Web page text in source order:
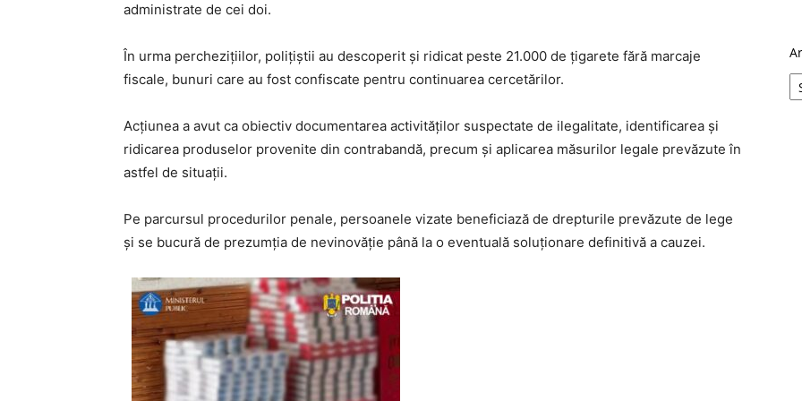
administrate de cei doi.
În urma perchezițiilor, polițiștii au descoperit și ridicat peste 21.000 de țigarete fără marcaje
fiscale, bunuri care au fost confiscate pentru continuarea cercetărilor.
Acțiunea a avut ca obiectiv documentarea activităților suspectate de ilegalitate, identificarea și
ridicarea produselor provenite din contrabandă, precum și aplicarea măsurilor legale prevăzute în
astfel de situații.
Pe parcursul procedurilor penale, persoanele vizate beneficiază de drepturile prevăzute de lege
și se bucură de prezumția de nevinovăție până la o eventuală soluționare definitivă a cauzei.